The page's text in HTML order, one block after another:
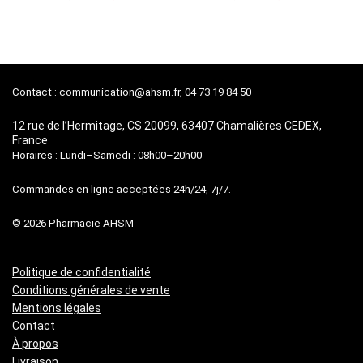
Contact : communication@ahsm.fr, 04 73 19 84 50
12 rue de l’Hermitage, CS 20099, 63407 Chamalières CEDEX,
France
Horaires : Lundi–Samedi : 08h00–20h00
Commandes en ligne acceptées 24h/24, 7j/7.
© 2026 Pharmacie AHSM
Politique de confidentialité
Conditions générales de vente
Mentions légales
Contact
À propos